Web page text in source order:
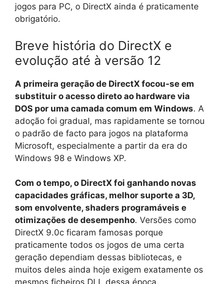
jogos para PC, o DirectX ainda é praticamente
obrigatório.
Breve história do DirectX e
evolução até à versão 12
A primeira geração de DirectX focou‑se em
substituir o acesso direto ao hardware via
DOS por uma camada comum em Windows. A
adoção foi gradual, mas rapidamente se tornou
o padrão de facto para jogos na plataforma
Microsoft, especialmente a partir da era do
Windows 98 e Windows XP.
Com o tempo, o DirectX foi ganhando novas
capacidades gráficas, melhor suporte a 3D,
som envolvente, shaders programáveis e
otimizações de desempenho. Versões como
DirectX 9.0c ficaram famosas porque
praticamente todos os jogos de uma certa
geração dependiam dessas bibliotecas, e
muitos deles ainda hoje exigem exatamente os